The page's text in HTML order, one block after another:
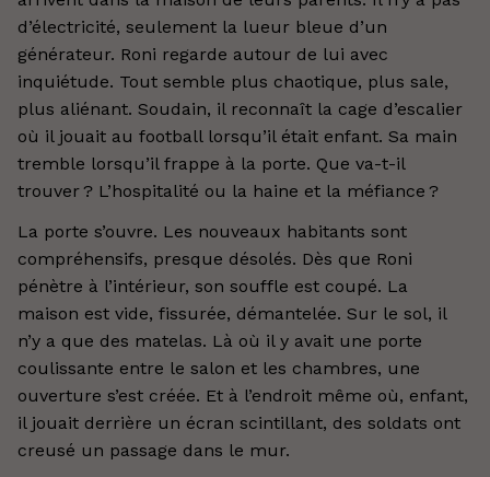
d’électricité, seulement la lueur bleue d’un
générateur. Roni regarde autour de lui avec
inquiétude. Tout semble plus chaotique, plus sale,
plus aliénant. Soudain, il reconnaît la cage d’escalier
où il jouait au football lorsqu’il était enfant. Sa main
tremble lorsqu’il frappe à la porte. Que va-t-il
trouver ? L’hospitalité ou la haine et la méfiance ?
La porte s’ouvre. Les nouveaux habitants sont
compréhensifs, presque désolés. Dès que Roni
pénètre à l’intérieur, son souffle est coupé. La
maison est vide, fissurée, démantelée. Sur le sol, il
n’y a que des matelas. Là où il y avait une porte
coulissante entre le salon et les chambres, une
ouverture s’est créée. Et à l’endroit même où, enfant,
il jouait derrière un écran scintillant, des soldats ont
creusé un passage dans le mur.